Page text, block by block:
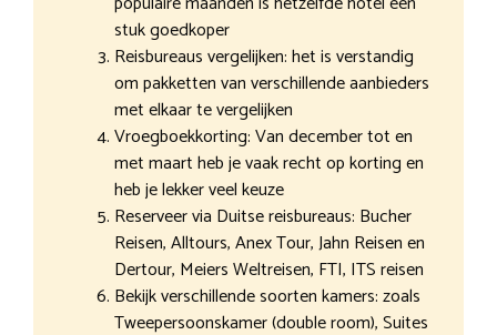
stuk goedkoper
Reisbureaus vergelijken: het is verstandig
om pakketten van verschillende aanbieders
met elkaar te vergelijken
Vroegboekkorting: Van december tot en
met maart heb je vaak recht op korting en
heb je lekker veel keuze
Reserveer via Duitse reisbureaus: Bucher
Reisen, Alltours, Anex Tour, Jahn Reisen en
Dertour, Meiers Weltreisen, FTI, ITS reisen
Bekijk verschillende soorten kamers: zoals
Tweepersoonskamer (double room), Suites